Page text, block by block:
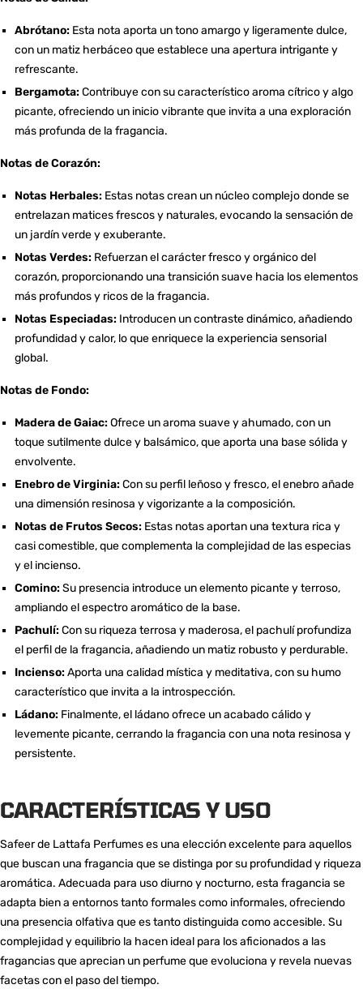
Abrótano:Esta nota aporta un tono amargo y ligeramente dulce,
con un matiz herbáceo que establece una apertura intrigante y
refrescante.
Bergamota:Contribuye con su característico aroma cítrico y algo
picante, ofreciendo un inicio vibrante que invita a una exploración
más profunda de la fragancia.
Notas de Corazón:
Notas Herbales:Estas notas crean un núcleo complejo donde se
entrelazan matices frescos y naturales, evocando la sensación de
un jardín verde y exuberante.
Notas Verdes:Refuerzan el carácter fresco y orgánico del
corazón, proporcionando una transición suave hacia los elementos
más profundos y ricos de la fragancia.
Notas Especiadas:Introducen un contraste dinámico, añadiendo
profundidad y calor, lo que enriquece la experiencia sensorial
global.
Notas de Fondo:
Madera de Gaiac:Ofrece un aroma suave y ahumado, con un
toque sutilmente dulce y balsámico, que aporta una base sólida y
envolvente.
Enebro de Virginia:Con su perfil leñoso y fresco, el enebro añade
una dimensión resinosa y vigorizante a la composición.
Notas de Frutos Secos:Estas notas aportan una textura rica y
casi comestible, que complementa la complejidad de las especias
y el incienso.
Comino:Su presencia introduce un elemento picante y terroso,
ampliando el espectro aromático de la base.
Pachulí:Con su riqueza terrosa y maderosa, el pachulí profundiza
el perfil de la fragancia, añadiendo un matiz robusto y perdurable.
Incienso:Aporta una calidad mística y meditativa, con su humo
característico que invita a la introspección.
Ládano:Finalmente, el ládano ofrece un acabado cálido y
levemente picante, cerrando la fragancia con una nota resinosa y
persistente.
CARACTERÍSTICAS Y USO
Safeer de Lattafa Perfumes es una elección excelente para aquellos
que buscan una fragancia que se distinga por su profundidad y riqueza
aromática. Adecuada para uso diurno y nocturno, esta fragancia se
adapta bien a entornos tanto formales como informales, ofreciendo
una presencia olfativa que es tanto distinguida como accesible. Su
complejidad y equilibrio la hacen ideal para los aficionados a las
fragancias que aprecian un perfume que evoluciona y revela nuevas
facetas con el paso del tiempo.